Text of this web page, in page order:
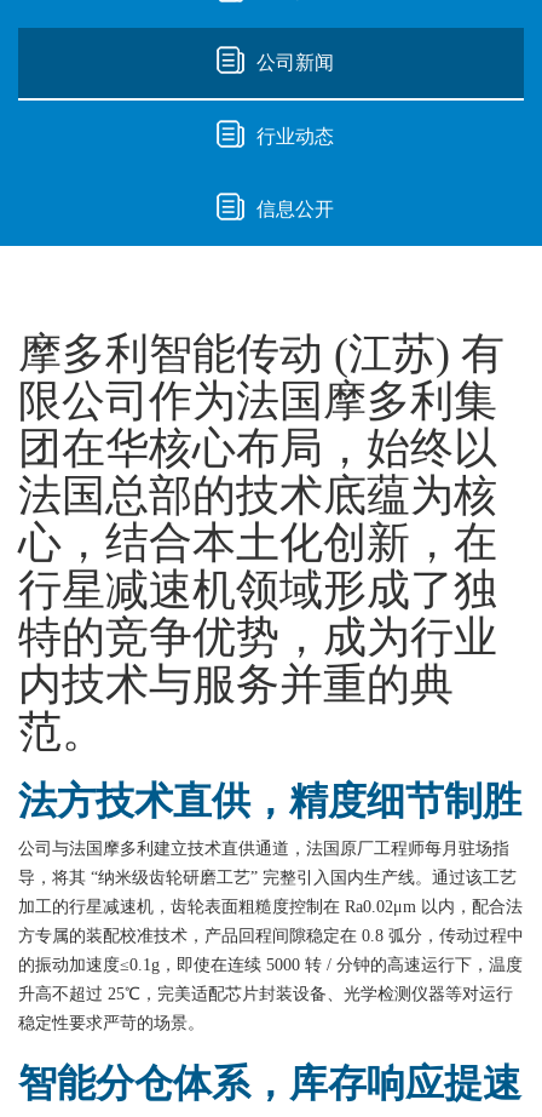
公司新闻
行业动态
信息公开
摩多利智能传动 (江苏) 有
限公司作为法国摩多利集
团在华核心布局，始终以
法国总部的技术底蕴为核
心，结合本土化创新，在
行星减速机领域形成了独
特的竞争优势，成为行业
内技术与服务并重的典
范。
法方技术直供，精度细节制胜
公司与法国摩多利建立技术直供通道，法国原厂工程师每月驻场指
导，将其 “纳米级齿轮研磨工艺” 完整引入国内生产线。通过该工艺
加工的行星减速机，齿轮表面粗糙度控制在 Ra0.02μm 以内，配合法
方专属的装配校准技术，产品回程间隙稳定在 0.8 弧分，传动过程中
的振动加速度≤0.1g，即使在连续 5000 转 / 分钟的高速运行下，温度
升高不超过 25℃，完美适配芯片封装设备、光学检测仪器等对运行
稳定性要求严苛的场景。
智能分仓体系，库存响应提速